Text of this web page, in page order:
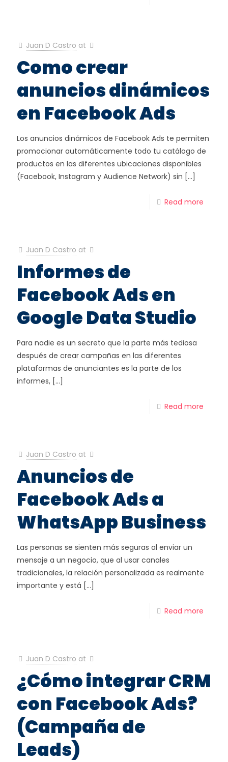
Juan D Castro at
Como crear
anuncios dinámicos
en Facebook Ads
Los anuncios dinámicos de Facebook Ads te permiten
promocionar automáticamente todo tu catálogo de
productos en las diferentes ubicaciones disponibles
(Facebook, Instagram y Audience Network) sin […]
Read more
Juan D Castro at
Informes de
Facebook Ads en
Google Data Studio
Para nadie es un secreto que la parte más tediosa
después de crear campañas en las diferentes
plataformas de anunciantes es la parte de los
informes, […]
Read more
Juan D Castro at
Anuncios de
Facebook Ads a
WhatsApp Business
Las personas se sienten más seguras al enviar un
mensaje a un negocio, que al usar canales
tradicionales, la relación personalizada es realmente
importante y está […]
Read more
Juan D Castro at
¿Cómo integrar CRM
con Facebook Ads?
(Campaña de
Leads)